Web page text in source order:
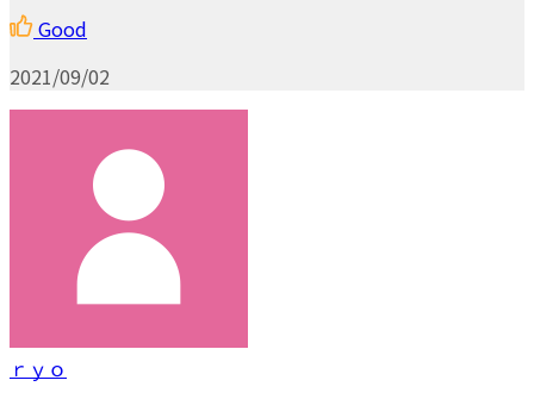
Good
2021/09/02
ｒｙｏ